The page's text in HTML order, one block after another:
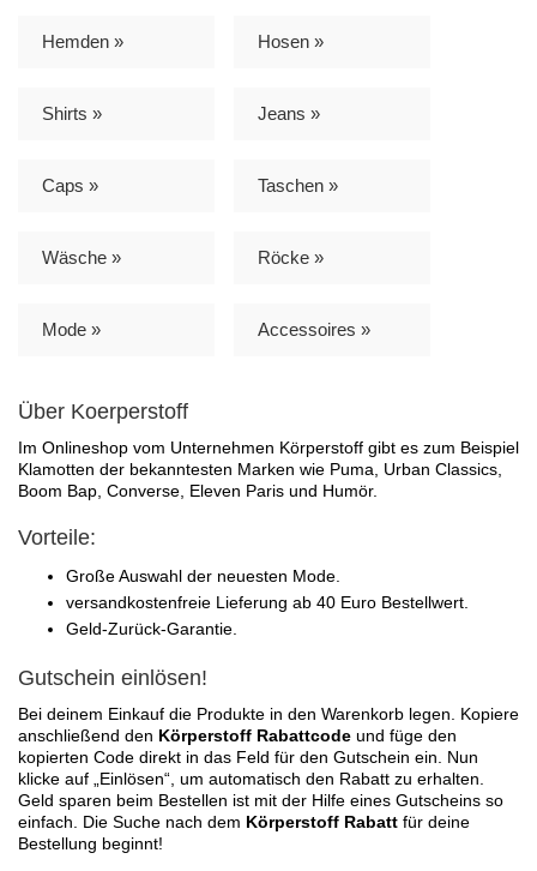
Hemden » Hosen »
Shirts » Jeans »
Caps » Taschen »
Wäsche » Röcke »
Mode » Accessoires »
Über Koerperstoff
Im Onlineshop vom Unternehmen Körperstoff gibt es zum Beispiel
Klamotten der bekanntesten Marken wie Puma, Urban Classics,
Boom Bap, Converse, Eleven Paris und Humör.
Vorteile:
Große Auswahl der neuesten Mode.
versandkostenfreie Lieferung ab 40 Euro Bestellwert.
Geld-Zurück-Garantie.
Gutschein einlösen!
Bei deinem Einkauf die Produkte in den Warenkorb legen. Kopiere
anschließend den Körperstoff Rabattcode und füge den
kopierten Code direkt in das Feld für den Gutschein ein. Nun
klicke auf „Einlösen“, um automatisch den Rabatt zu erhalten.
Geld sparen beim Bestellen ist mit der Hilfe eines Gutscheins so
einfach. Die Suche nach dem Körperstoff Rabatt für deine
Bestellung beginnt!